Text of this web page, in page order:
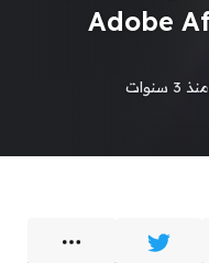
منذ 3 سنوات